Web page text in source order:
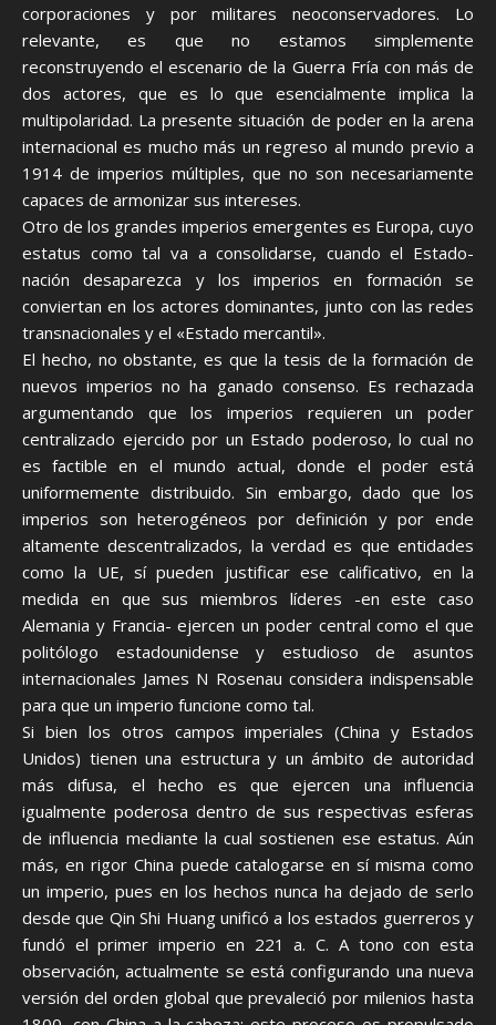
corporaciones y por militares neoconservadores. Lo
relevante, es que no estamos simplemente
reconstruyendo el escenario de la Guerra Fría con más de
dos actores, que es lo que esencialmente implica la
multipolaridad. La presente situación de poder en la arena
internacional es mucho más un regreso al mundo previo a
1914 de imperios múltiples, que no son necesariamente
capaces de armonizar sus intereses.
Otro de los grandes imperios emergentes es Europa, cuyo
estatus como tal va a consolidarse, cuando el Estado-
nación desaparezca y los imperios en formación se
conviertan en los actores dominantes, junto con las redes
transnacionales y el «Estado mercantil».
El hecho, no obstante, es que la tesis de la formación de
nuevos imperios no ha ganado consenso. Es rechazada
argumentando que los imperios requieren un poder
centralizado ejercido por un Estado poderoso, lo cual no
es factible en el mundo actual, donde el poder está
uniformemente distribuido. Sin embargo, dado que los
imperios son heterogéneos por definición y por ende
altamente descentralizados, la verdad es que entidades
como la UE, sí pueden justificar ese calificativo, en la
medida en que sus miembros líderes -en este caso
Alemania y Francia- ejercen un poder central como el que
politólogo estadounidense y estudioso de asuntos
internacionales James N Rosenau considera indispensable
para que un imperio funcione como tal.
Si bien los otros campos imperiales (China y Estados
Unidos) tienen una estructura y un ámbito de autoridad
más difusa, el hecho es que ejercen una influencia
igualmente poderosa dentro de sus respectivas esferas
de influencia mediante la cual sostienen ese estatus. Aún
más, en rigor China puede catalogarse en sí misma como
un imperio, pues en los hechos nunca ha dejado de serlo
desde que Qin Shi Huang unificó a los estados guerreros y
fundó el primer imperio en 221 a. C. A tono con esta
observación, actualmente se está configurando una nueva
versión del orden global que prevaleció por milenios hasta